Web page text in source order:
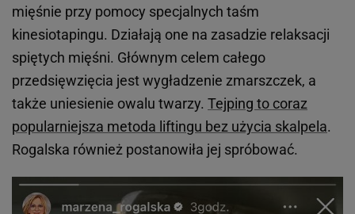
mięśnie przy pomocy specjalnych taśm
kinesiotapingu. Działają one na zasadzie relaksacji
spiętych mięśni. Głównym celem całego
przedsięwzięcia jest wygładzenie zmarszczek, a
także uniesienie owalu twarzy. Tejping to coraz
popularniejsza metoda liftingu bez użycia skalpela.
Rogalska również postanowiła jej spróbować.